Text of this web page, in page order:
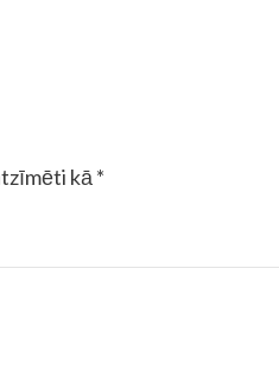
kā *